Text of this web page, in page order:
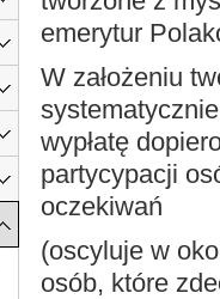
emerytur
W założeniu
wypłatę
partycypacji
oczekiwań
(oscyluje w
osób, które